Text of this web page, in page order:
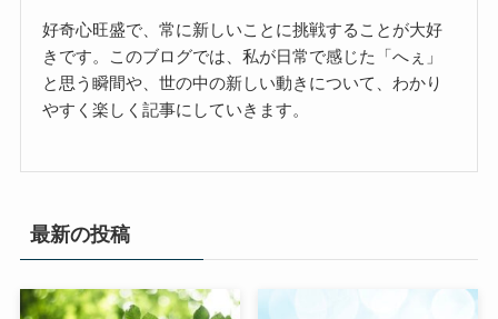
好奇心旺盛で、常に新しいことに挑戦することが大好
きです。このブログでは、私が日常で感じた「へぇ」
と思う瞬間や、世の中の新しい動きについて、わかり
やすく楽しく記事にしていきます。
最新の投稿